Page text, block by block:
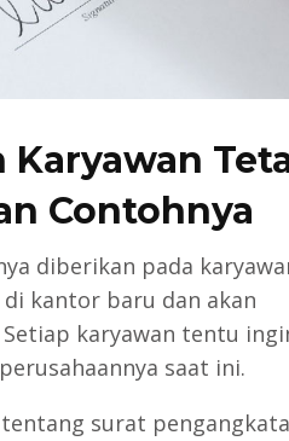
Contohnya
diberikan pada
kantor baru dan akan
karyawan tentu
saat ini.
surat